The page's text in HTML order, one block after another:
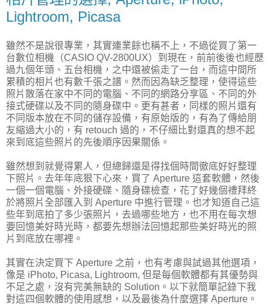
Lightroom, Picasa
雖然不是說很專業，其實連業餘也稱不上，不過從買了第一
台數位相機（CASIO QV-2800UX）到現在，前前後後也經歷
過九個年頭、五台相機，之中還被偷走了一台，而這中間所
累積的相片也有數千張之譜。然而因為缺乏整理，使得這些
照片散落在家中不同的電腦、不同的網路分享區、不同的外
接式硬碟以及不同的隨身碟中。更有甚者，同樣的照片還有
不同版本放在不同的儲存設備，有原始版的，有為了傳給朋
友縮過大小的，有 retouch 過的，不仔細比對還真的想不起
來到底這些照片的先後順序因果關係。
雖然想到就覺得累人，但總歸還是得找個時間徹底好好整理
下照片。去年年底狠下心來，買了 Aperture 這套軟體，然後
一個一個電腦、外接硬碟、隨身碟檢查，花了好幾個禮拜終
於將照片全部匯入到 Aperture 中進行管理。也才知道自己這
些年到底拍了多少張照片，去過哪些地方，也不用在每次想
要回憶美好時光時，都要先想辦法回憶起那些美好時光的照
片到底放在哪裡。
其實在決定買下 Aperture 之前，也有考慮與試過其他選項，
像是 iPhoto, Picasa, Lightroom, 但是每個軟體都有其優勢與
不足之處，沒有完美無缺的 Solution。以下就簡單記錄下我
對這四個軟體的使用感想，以及最後為什麼選擇 Aperture。